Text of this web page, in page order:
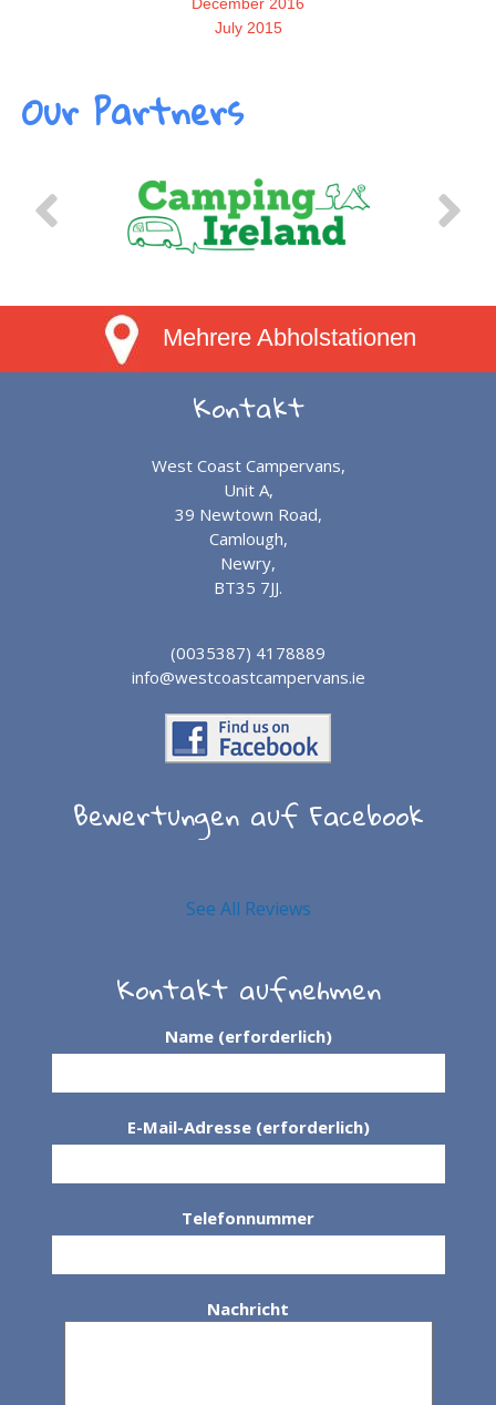
July 2015
Our Partners
Mehrere Abholstationen
Kontakt
West Coast Campervans,
Unit A,
39 Newtown Road,
Camlough,
Newry,
BT35 7JJ.
(0035387) 4178889
info@westcoastcampervans.ie
Bewertungen auf Facebook
See All Reviews
Kontakt aufnehmen
Name (erforderlich)
E-Mail-Adresse (erforderlich)
Telefonnummer
Nachricht